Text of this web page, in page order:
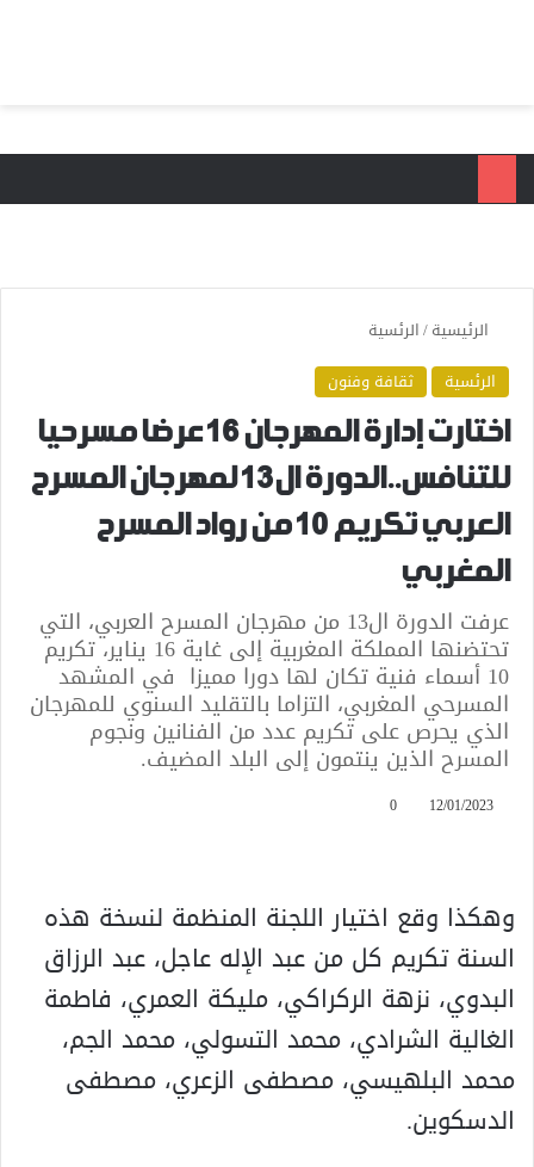
الرئيسية/الرئسية
الرئسية
ثقافة وفنون
اختارت إدارة المهرجان 16 عرضا مسرحيا
للتنافس..الدورة ال13 لمهرجان المسرح
العربي تكريم 10 من رواد المسرح
المغربي
عرفت الدورة ال13 من مهرجان المسرح العربي، التي
تحتضنها المملكة المغربية إلى غاية 16 يناير، تكريم
10 أسماء فنية تكان لها دورا مميزا في المشهد
المسرحي المغربي، التزاما بالتقليد السنوي للمهرجان
الذي يحرص على تكريم عدد من الفنانين ونجوم
المسرح الذين ينتمون إلى البلد المضيف.
12/01/2023
0
وهكذا وقع اختيار اللجنة المنظمة لنسخة هذه
السنة تكريم كل من عبد الإله عاجل، عبد الرزاق
البدوي، نزهة الركراكي، مليكة العمري، فاطمة
الغالية الشرادي، محمد التسولي، محمد الجم،
محمد البلهيسي، مصطفى الزعري، مصطفى
الدسكوين.